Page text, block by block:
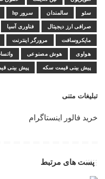
سئو سالمندان سرور hp
صرافی ارز دیجیتال فناوری آسیا
مایکروسافت مرورگر اینترنت
هواوی هوش مصنوعی
پیش بینی قیمت سکه پیش بینی
تبلیغات متنی
خرید فالور اینستاگرام
پست های مرتبط